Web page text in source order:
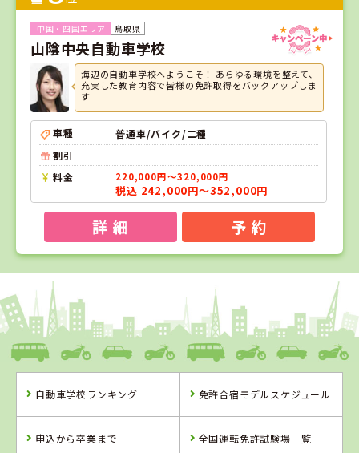
鳥取県
山陰中央自動車学校
海辺の自動車学校へようこそ！ あらゆる環境を整えて、
充実した教育内容で皆様の免許取得をバックアップしま
す
車種
普通車/バイク/二種
割引
料金
220,000円～320,000円
税込 242,000円～352,000円
詳 細 予 約
1
徳島県
阿波自動車学校
校
自動車学校ランキング 免許合宿モデルスケジュール
申込から卒業まで 全国運転免許試験場一覧